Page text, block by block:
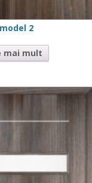
2
mai mult